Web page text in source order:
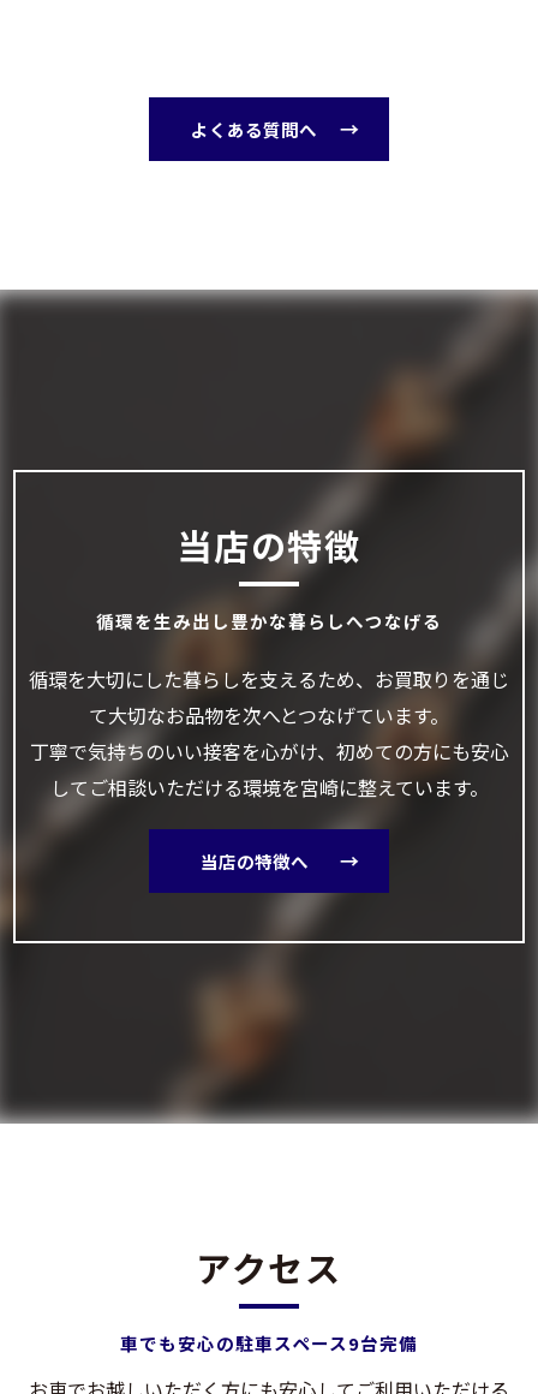
よくある質問へ
循環を生み出し豊かな暮らしへつなげる
当店の特徴
循環を大切にした暮らしを支えるため、お買取りを通じ
て大切なお品物を次へとつなげています。
丁寧で気持ちのいい接客を心がけ、初めての方にも安心
してご相談いただける環境を宮崎に整えています。
当店の特徴へ
車でも安心の駐車スペース9台完備
アクセス